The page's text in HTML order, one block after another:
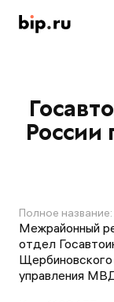
России
Полное название:
Межрайонный
отдел
Щербиновского
управления